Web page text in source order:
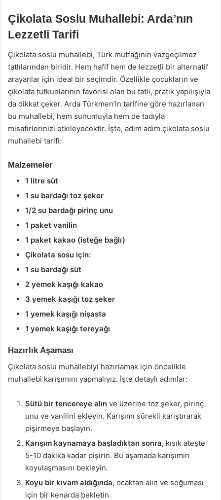
Çikolata Soslu Muhallebi: Arda’nın
Lezzetli Tarifi
Çikolata soslu muhallebi, Türk mutfağının vazgeçilmez
tatlılarından biridir. Hem hafif hem de lezzetli bir alternatif
arayanlar için ideal bir seçimdir. Özellikle çocukların ve
çikolata tutkunlarının favorisi olan bu tatlı, pratik yapılışıyla
da dikkat çeker. Arda Türkmen’in tarifine göre hazırlanan
bu muhallebi, hem sunumuyla hem de tadıyla
misafirlerinizi etkileyecektir. İşte, adım adım çikolata soslu
muhallebi tarifi:
Malzemeler
1 litre süt
1 su bardağı toz şeker
1/2 su bardağı pirinç unu
1 paket vanilin
1 paket kakao (isteğe bağlı)
Çikolata sosu için:
1 su bardağı süt
2 yemek kaşığı kakao
3 yemek kaşığı toz şeker
1 yemek kaşığı nişasta
1 yemek kaşığı tereyağı
Hazırlık Aşaması
Çikolata soslu muhallebiyi hazırlamak için öncelikle
muhallebi karışımını yapmalıyız. İşte detaylı adımlar:
Sütü bir tencereye alın ve üzerine toz şeker, pirinç
unu ve vanilini ekleyin. Karışımı sürekli karıştırarak
pişirmeye başlayın.
Karışım kaynamaya başladıktan sonra, kısık ateşte
5-10 dakika kadar pişirin. Bu aşamada karışımın
koyulaşmasını bekleyin.
Koyu bir kıvam aldığında, ocaktan alın ve soğuması
için bir kenarda bekletin.